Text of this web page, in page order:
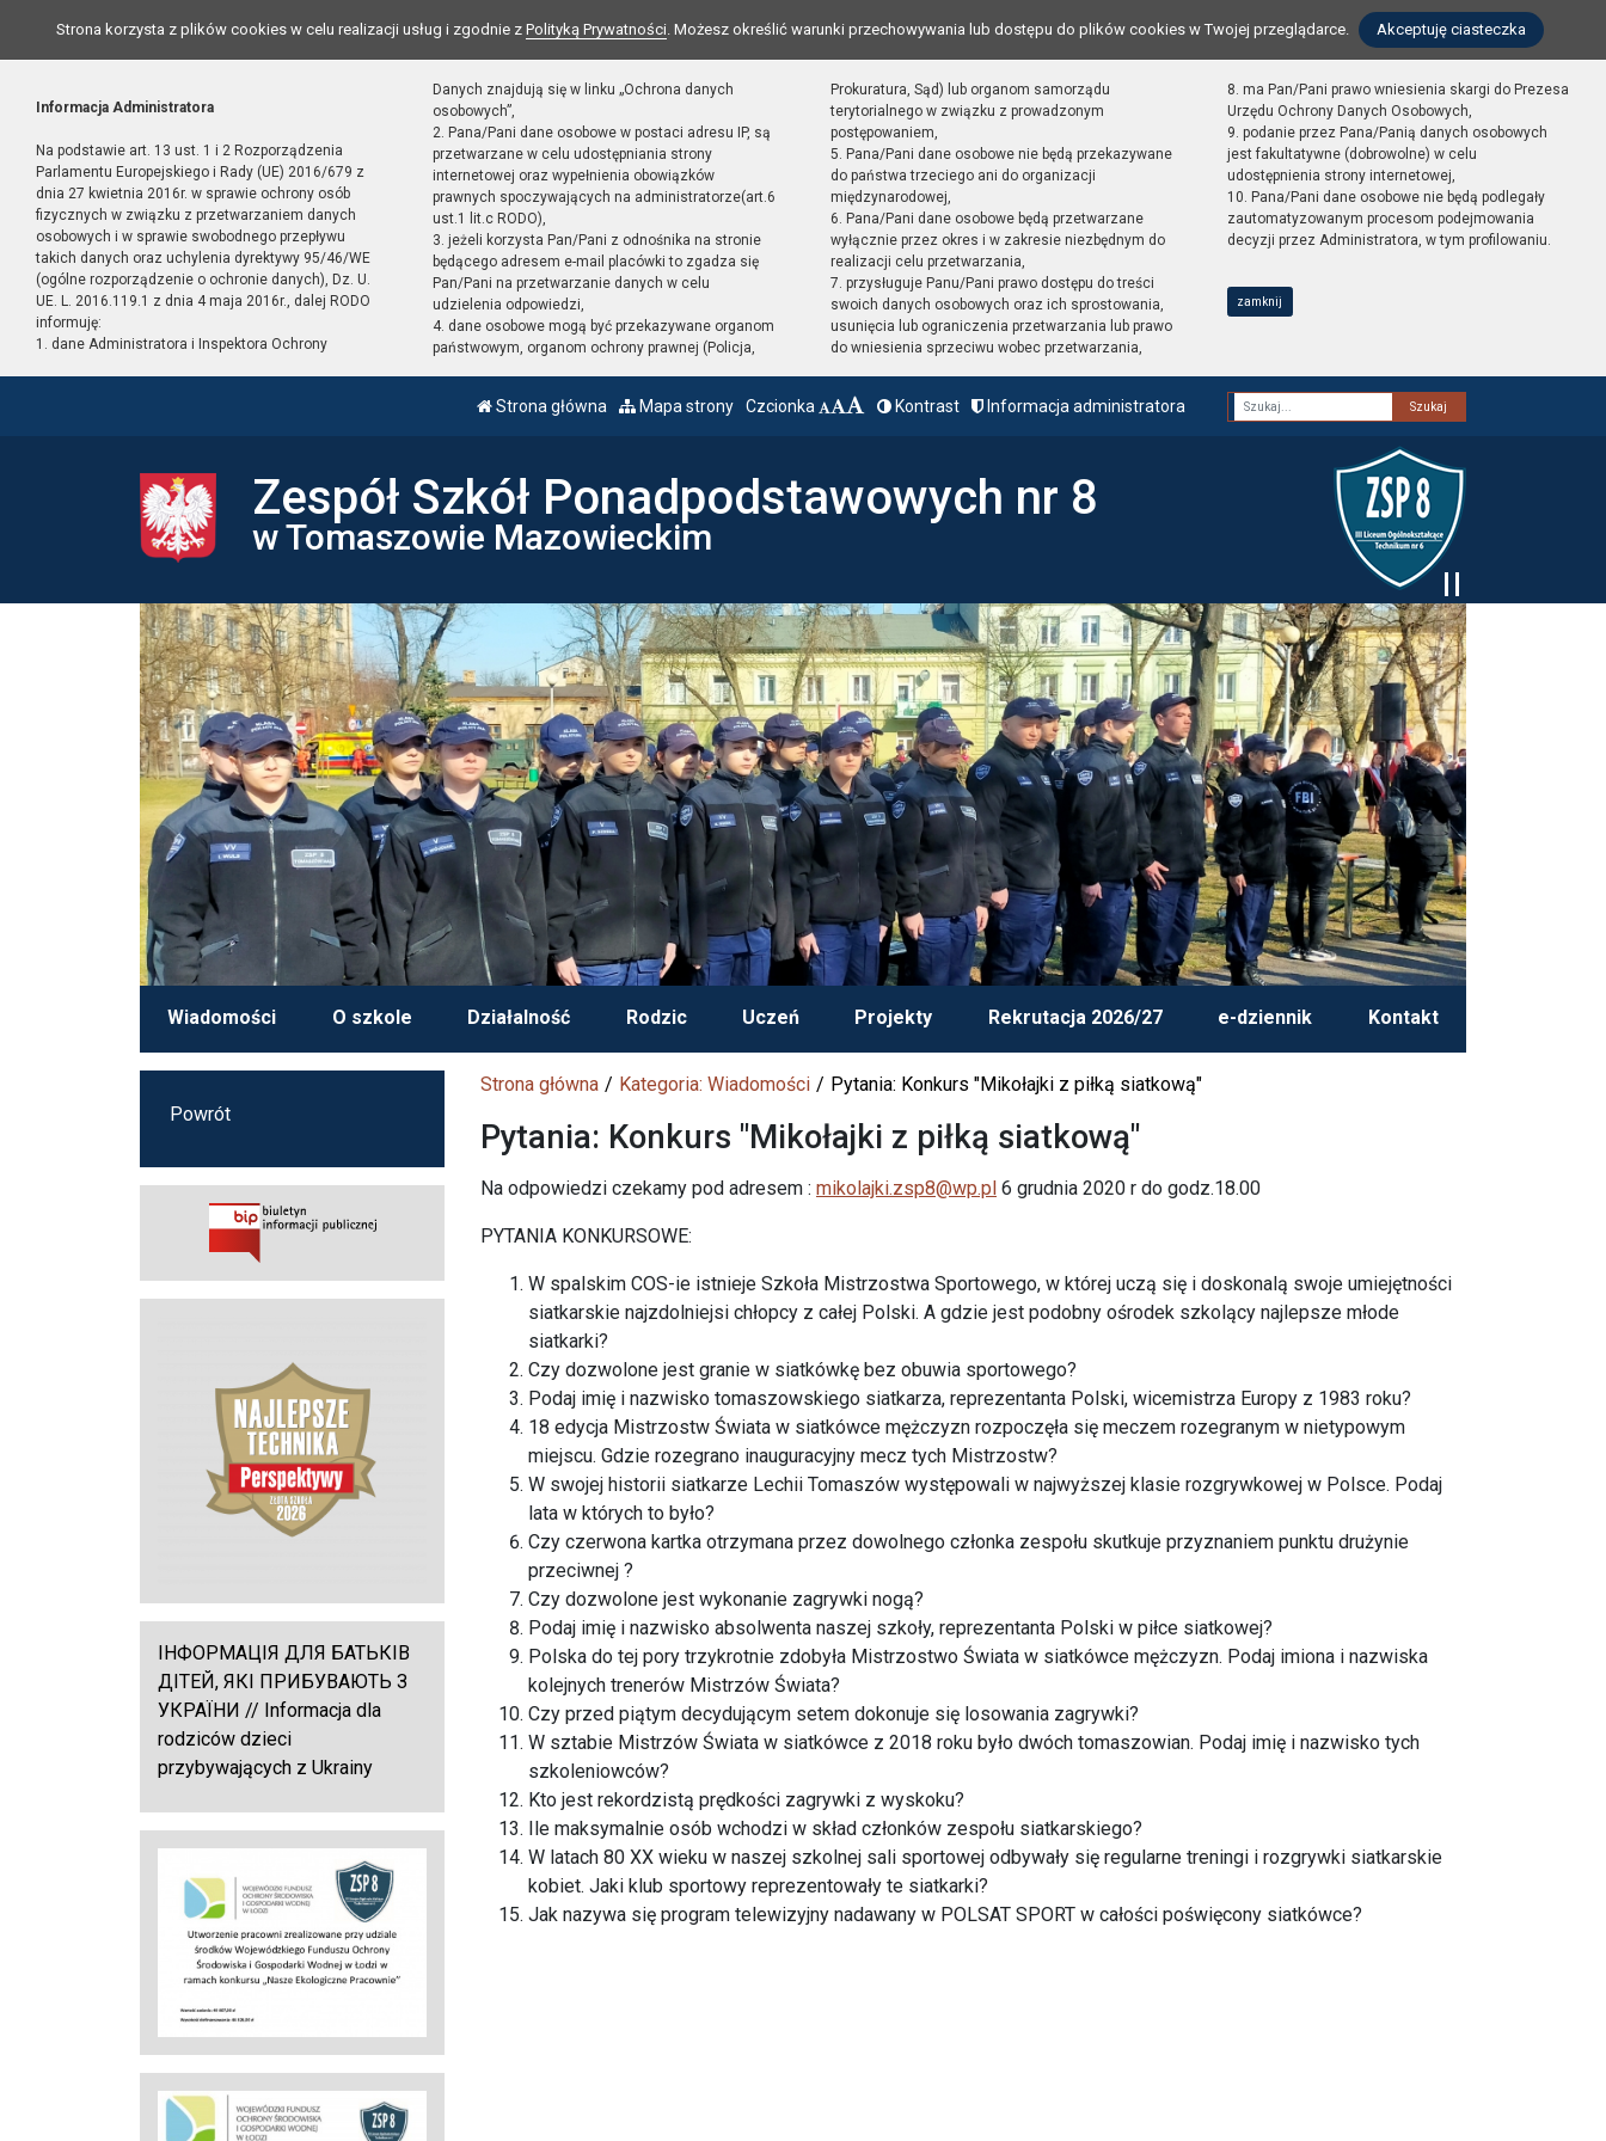
Strona korzysta z plików cookies w celu realizacji usług i zgodnie z Polityką Prywatności. Możesz określić warunki przechowywania lub dostępu do plików cookies w Twojej przeglądarce. Akceptuję ciasteczka
Informacja Administratora
Na podstawie art. 13 ust. 1 i 2 Rozporządzenia
Parlamentu Europejskiego i Rady (UE) 2016/679 z
dnia 27 kwietnia 2016r. w sprawie ochrony osób
fizycznych w związku z przetwarzaniem danych
osobowych i w sprawie swobodnego przepływu
takich danych oraz uchylenia dyrektywy 95/46/WE
(ogólne rozporządzenie o ochronie danych), Dz. U.
UE. L. 2016.119.1 z dnia 4 maja 2016r., dalej RODO
informuję:
1. dane Administratora i Inspektora Ochrony
Danych znajdują się w linku „Ochrona danych
osobowych”,
2. Pana/Pani dane osobowe w postaci adresu IP, są
przetwarzane w celu udostępniania strony
internetowej oraz wypełnienia obowiązków
prawnych spoczywających na administratorze(art.6
ust.1 lit.c RODO),
3. jeżeli korzysta Pan/Pani z odnośnika na stronie
będącego adresem e-mail placówki to zgadza się
Pan/Pani na przetwarzanie danych w celu
udzielenia odpowiedzi,
4. dane osobowe mogą być przekazywane organom
państwowym, organom ochrony prawnej (Policja,
Prokuratura, Sąd) lub organom samorządu
terytorialnego w związku z prowadzonym
postępowaniem,
5. Pana/Pani dane osobowe nie będą przekazywane
do państwa trzeciego ani do organizacji
międzynarodowej,
6. Pana/Pani dane osobowe będą przetwarzane
wyłącznie przez okres i w zakresie niezbędnym do
realizacji celu przetwarzania,
7. przysługuje Panu/Pani prawo dostępu do treści
swoich danych osobowych oraz ich sprostowania,
usunięcia lub ograniczenia przetwarzania lub prawo
do wniesienia sprzeciwu wobec przetwarzania,
8. ma Pan/Pani prawo wniesienia skargi do Prezesa
Urzędu Ochrony Danych Osobowych,
9. podanie przez Pana/Panią danych osobowych
jest fakultatywne (dobrowolne) w celu
udostępnienia strony internetowej,
10. Pana/Pani dane osobowe nie będą podlegały
zautomatyzowanym procesom podejmowania
decyzji przez Administratora, w tym profilowaniu.
zamknij
Strona główna Mapa strony Czcionka Kontrast Informacja administratora
Fraza
Zespół Szkół Ponadpodstawowych nr 8
w Tomaszowie Mazowieckim
Wiadomości O szkole Działalność Rodzic Uczeń Projekty Rekrutacja 2026/27 e-dziennik Kontakt
Strona główna Kategoria: Wiadomości Pytania: Konkurs "Mikołajki z piłką siatkową"
Pytania: Konkurs "Mikołajki z piłką siatkową"
Na odpowiedzi czekamy pod adresem : mikolajki.zsp8@wp.pl 6 grudnia 2020 r do godz.18.00
PYTANIA KONKURSOWE:
W spalskim COS-ie istnieje Szkoła Mistrzostwa Sportowego, w której uczą się i doskonalą swoje umiejętności
siatkarskie najzdolniejsi chłopcy z całej Polski. A gdzie jest podobny ośrodek szkolący najlepsze młode
siatkarki?
Czy dozwolone jest granie w siatkówkę bez obuwia sportowego?
Podaj imię i nazwisko tomaszowskiego siatkarza, reprezentanta Polski, wicemistrza Europy z 1983 roku?
18 edycja Mistrzostw Świata w siatkówce mężczyzn rozpoczęła się meczem rozegranym w nietypowym
miejscu. Gdzie rozegrano inauguracyjny mecz tych Mistrzostw?
W swojej historii siatkarze Lechii Tomaszów występowali w najwyższej klasie rozgrywkowej w Polsce. Podaj
lata w których to było?
Czy czerwona kartka otrzymana przez dowolnego członka zespołu skutkuje przyznaniem punktu drużynie
przeciwnej ?
Czy dozwolone jest wykonanie zagrywki nogą?
Podaj imię i nazwisko absolwenta naszej szkoły, reprezentanta Polski w piłce siatkowej?
Polska do tej pory trzykrotnie zdobyła Mistrzostwo Świata w siatkówce mężczyzn. Podaj imiona i nazwiska
kolejnych trenerów Mistrzów Świata?
Czy przed piątym decydującym setem dokonuje się losowania zagrywki?
W sztabie Mistrzów Świata w siatkówce z 2018 roku było dwóch tomaszowian. Podaj imię i nazwisko tych
szkoleniowców?
Kto jest rekordzistą prędkości zagrywki z wyskoku?
Ile maksymalnie osób wchodzi w skład członków zespołu siatkarskiego?
W latach 80 XX wieku w naszej szkolnej sali sportowej odbywały się regularne treningi i rozgrywki siatkarskie
kobiet. Jaki klub sportowy reprezentowały te siatkarki?
Jak nazywa się program telewizyjny nadawany w POLSAT SPORT w całości poświęcony siatkówce?
Powrót
ІНФОРМАЦІЯ ДЛЯ БАТЬКІВ
ДІТЕЙ, ЯКІ ПРИБУВАЮТЬ З
УКРАЇНИ // Informacja dla
rodziców dzieci
przybywających z Ukrainy